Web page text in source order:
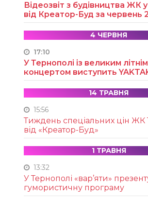
Відеозвіт з будівництва ЖК
від Креатор-Буд за червень
4 ЧЕРВНЯ
17:10
У Тернополі із великим літнім
концертом виступить
14 ТРАВНЯ
15:56
Тиждень спеціальних цін ЖК
від «Креатор-Буд»
1 ТРАВНЯ
13:32
У Тернополі «вар’яти»
гумористичну програму